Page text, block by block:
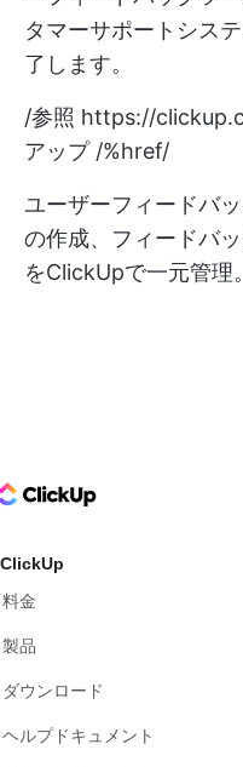
タマーサポートシス
了します。
/参照 https://
アップ /%href/
ユーザーフィードバ
の作成、フィードバ
をClickUpで一元管理。
Logo
ClickUp
料金
製品
ダウンロード
ヘルプドキュメント